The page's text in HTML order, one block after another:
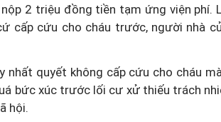
2 triệu đồng tiền tạm ứng viện phí.
cấp cứu cho cháu trước, người nhà
nhất quyết không cấp cứu cho cháu
bức xúc trước lối cư xử thiếu trách
hội.